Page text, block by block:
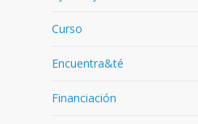
Curso
Encuentra&té
Financiación